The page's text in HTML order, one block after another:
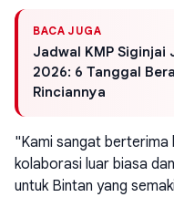
BACA JUGA
Jadwal KMP
2026: 6 Tanggal
Rinciannya
"Kami sangat berterima
kolaborasi luar biasa
untuk Bintan yang